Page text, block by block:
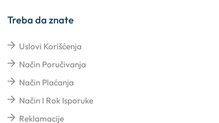
Treba da znate
Uslovi Korišćenja
Način Poručivanja
Način Plaćanja
Način I Rok Isporuke
Reklamacije